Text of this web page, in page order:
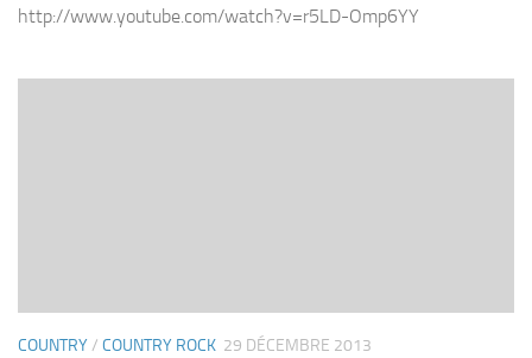
http://www.youtube.com/watch?v=r5LD-Omp6YY
COUNTRY/ COUNTRY ROCK 29 DÉCEMBRE 2013